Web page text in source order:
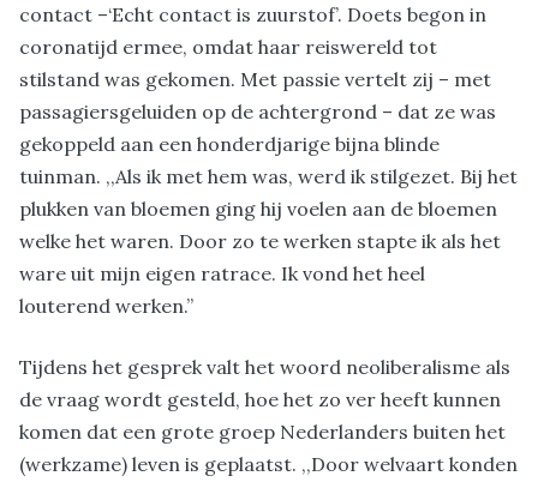
contact –‘Echt contact is zuurstof’. Doets begon in
coronatijd ermee, omdat haar reiswereld tot
stilstand was gekomen. Met passie vertelt zij – met
passagiersgeluiden op de achtergrond – dat ze was
gekoppeld aan een honderdjarige bijna blinde
tuinman. ,,Als ik met hem was, werd ik stilgezet. Bij het
plukken van bloemen ging hij voelen aan de bloemen
welke het waren. Door zo te werken stapte ik als het
ware uit mijn eigen ratrace. Ik vond het heel
louterend werken.”
Tijdens het gesprek valt het woord neoliberalisme als
de vraag wordt gesteld, hoe het zo ver heeft kunnen
komen dat een grote groep Nederlanders buiten het
(werkzame) leven is geplaatst. ,,Door welvaart konden